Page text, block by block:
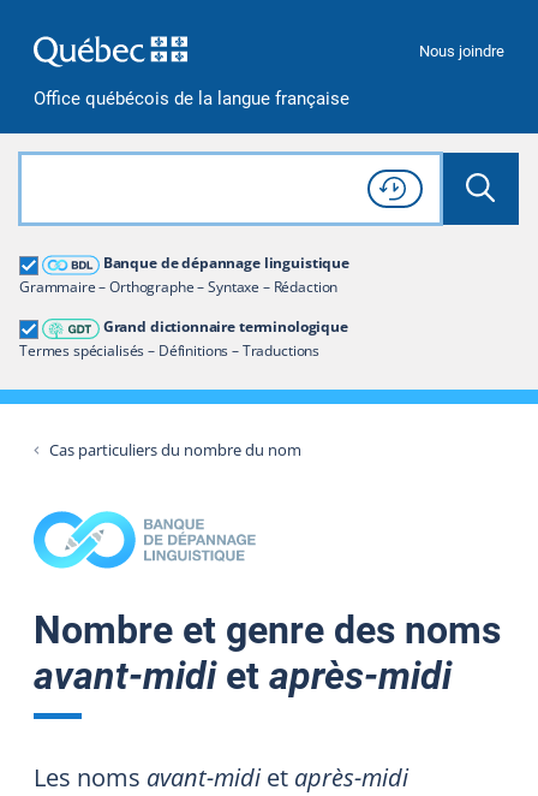
Office québécois de la langue française
Nous joindre
Rechercher dans tout le site
Lancer
Consulter l'
Historique
de recherche
Banque de dépannage linguistique
Grammaire – Orthographe – Syntaxe – Rédaction
Grand dictionnaire terminologique
Termes spécialisés – Définitions – Traductions
Grand dictionnaire terminologique
Restreindre aux termes
Cas particuliers du nombre du nom
Nombre et genre des noms
avant-midiet après-midi
Les noms avant-midiet après-midi